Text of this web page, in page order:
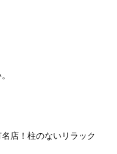
店！柱のないリラック